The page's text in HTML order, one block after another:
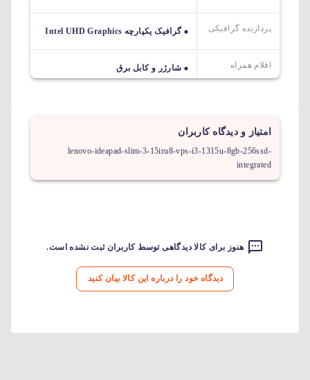
پردازنده گرافیکی گرافیک یکپارچه Intel UHD Graphics
اقلام همراه شارژر و کابل برق
امتیاز و دیدگاه کاربران
lenovo-ideapad-slim-3-15iru8-vps-i3-1315u-8gb-256ssd-
integrated
هنوز برای کالا دیدگاهی توسط کاربران ثبت نشده است.
دیدگاه خود را درباره این کالا بیان کنید